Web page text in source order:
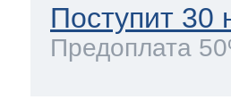
Поступит 30
Предоплата